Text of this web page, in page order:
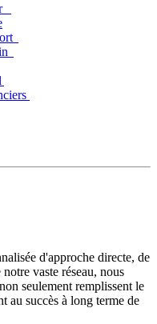
d'approche directe, de
vaste réseau, nous
seulement remplissent le
au succès à long terme de